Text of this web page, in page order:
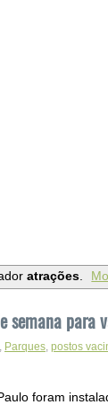
atrações.
semana para
Parques postos
foram